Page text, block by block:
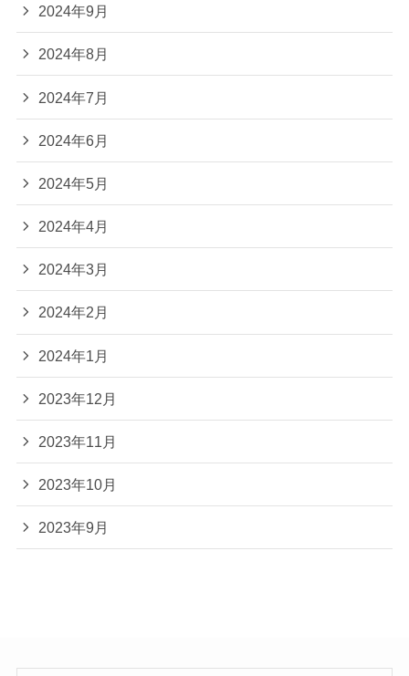
2024年9月
2024年8月
2024年7月
2024年6月
2024年5月
2024年4月
2024年3月
2024年2月
2024年1月
2023年12月
2023年11月
2023年10月
2023年9月